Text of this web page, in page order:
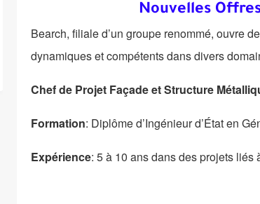
Nouvelles
Bearch, filiale d’un groupe renommé, ouvre
dynamiques et compétents dans divers
Chef de Projet Façade et Structure
Formation: Diplôme d’Ingénieur d’État en
Expérience: 5 à 10 ans dans des projets